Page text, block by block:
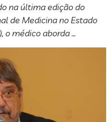
na última edição do
de Medicina no Estado
o médico aborda …